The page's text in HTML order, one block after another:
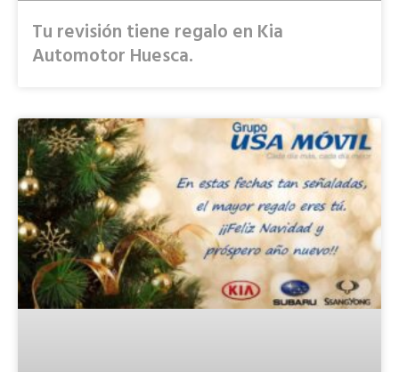
Tu revisión tiene regalo en Kia
Automotor Huesca.